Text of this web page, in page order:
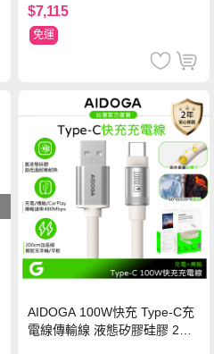
$7,115
免運
AIDOGA 100W快充 Type-C充
電線傳輸線 液態矽膠硅膠 2M